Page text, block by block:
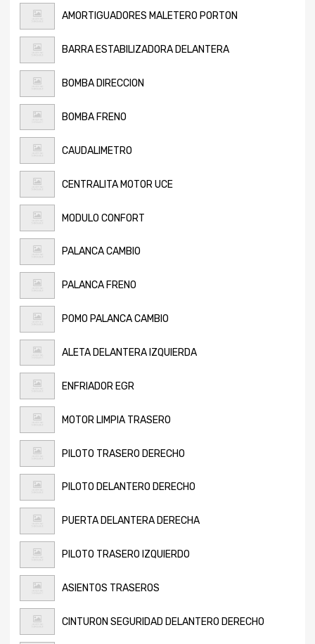
AMORTIGUADORES MALETERO PORTON
BARRA ESTABILIZADORA DELANTERA
BOMBA DIRECCION
BOMBA FRENO
CAUDALIMETRO
CENTRALITA MOTOR UCE
MODULO CONFORT
PALANCA CAMBIO
PALANCA FRENO
POMO PALANCA CAMBIO
ALETA DELANTERA IZQUIERDA
ENFRIADOR EGR
MOTOR LIMPIA TRASERO
PILOTO TRASERO DERECHO
PILOTO DELANTERO DERECHO
PUERTA DELANTERA DERECHA
PILOTO TRASERO IZQUIERDO
ASIENTOS TRASEROS
CINTURON SEGURIDAD DELANTERO DERECHO